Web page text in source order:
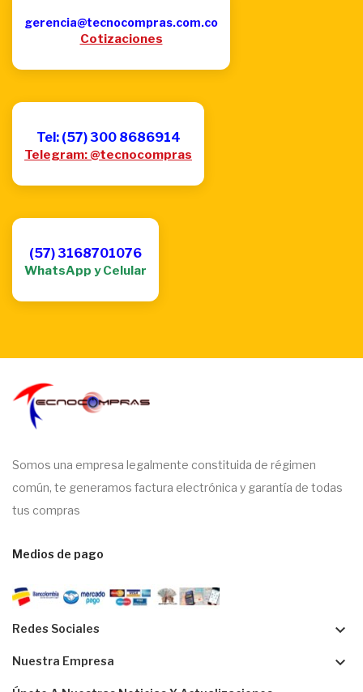
gerencia@tecnocompras.com.co
Cotizaciones
Tel: (57) 300 8686914
Telegram: @tecnocompras
(57) 3168701076
WhatsApp y Celular
Somos una empresa legalmente constituida de régimen
común, te generamos factura electrónica y garantía de todas
tus compras
Medios de pago
Redes Sociales keyboard_arrow_down
Nuestra Empresa keyboard_arrow_down